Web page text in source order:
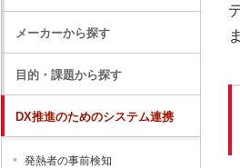
メーカーから探す
目的・課題から探す
DX推進のためのシステム連携
発熱者の事前検知